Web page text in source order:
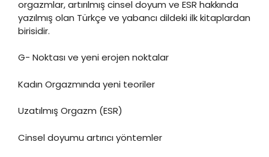
orgazmlar, artırılmış cinsel doyum ve ESR hakkında
yazılmış olan Türkçe ve yabancı dildeki ilk kitaplardan
birisidir.
G- Noktası ve yeni erojen noktalar
Kadın Orgazmında yeni teoriler
Uzatılmış Orgazm (ESR)
Cinsel doyumu artırıcı yöntemler